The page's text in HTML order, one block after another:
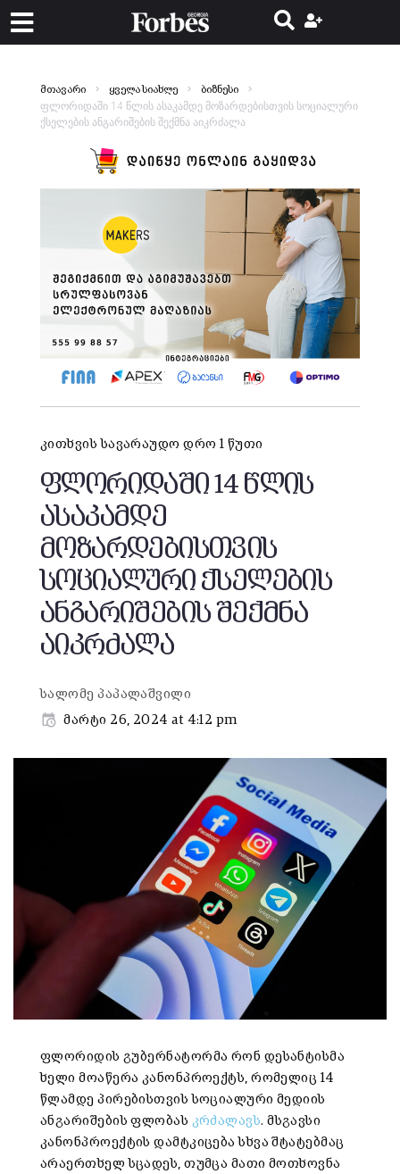
მთავარი ყველა სიახლე ბიზნესი
ფლორიდაში 14 წლის ასაკამდე მოზარდებისთვის სოციალური
ქსელების ანგარიშების შექმნა აიკრძალა
კითხვის სავარაუდო დრო 1 წუთი
ფლორიდაში 14 წლის
ასაკამდე
მოზარდებისთვის
სოციალური ქსელების
ანგარიშების შექმნა
აიკრძალა
სალომე პაპალაშვილი
მარტი 26, 2024 at 4:12 pm
ფლორიდის გუბერნატორმა რონ დესანტისმა
ხელი მოაწერა კანონპროექტს, რომელიც 14
წლამდე პირებისთვის სოციალური მედიის
ანგარიშების ფლობას კრძალავს. მსგავსი
კანონპროექტის დამტკიცება სხვა შტატებმაც
არაერთხელ სცადეს, თუმცა მათი მოთხოვნა